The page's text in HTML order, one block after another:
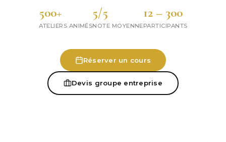
500+
ATELIERS ANIMÉS
5/5
NOTE MOYENNE
12 – 300
PARTICIPANTS
Réserver un cours
Devis groupe entreprise